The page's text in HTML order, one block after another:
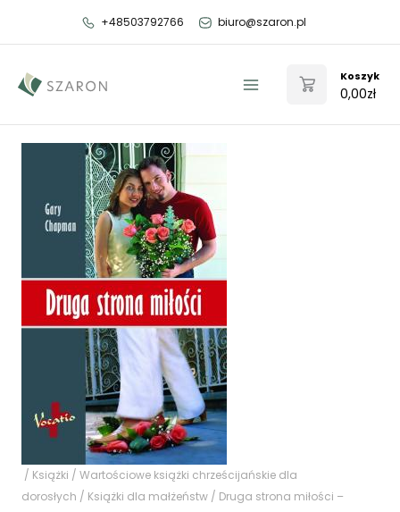
+48503792766 biuro@szaron.pl
Menu
Koszyk
0,00zł
/ Książki / Wartościowe książki chrześcijańskie dla
dorosłych / Książki dla małżeństw / Druga strona miłości –